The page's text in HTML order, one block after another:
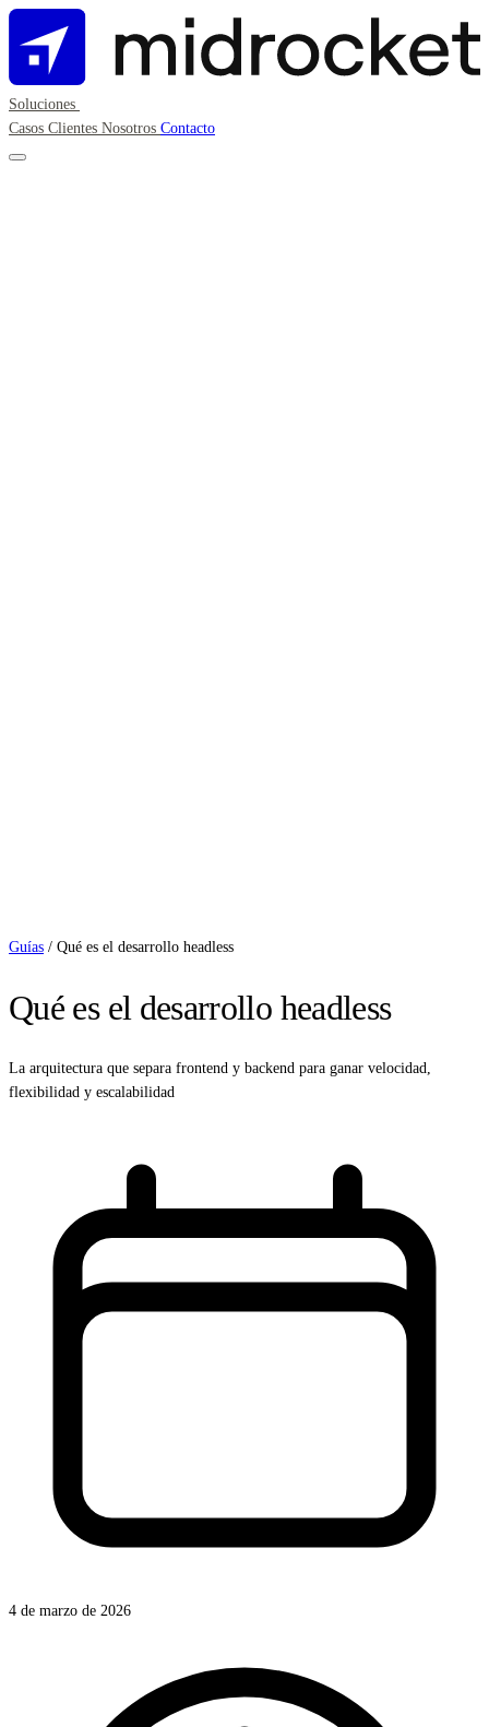
Soluciones
Casos Clientes Nosotros Contacto
Guías / Qué es el desarrollo headless
Qué es el desarrollo headless
La arquitectura que separa frontend y backend para ganar velocidad,
flexibilidad y escalabilidad
4 de marzo de 2026